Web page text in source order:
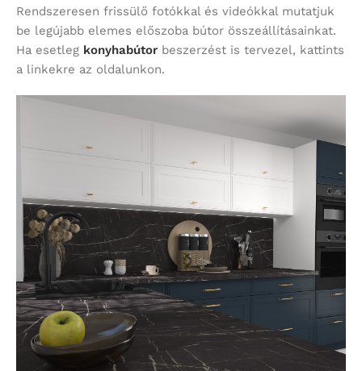
Rendszeresen frissülő fotókkal és videókkal mutatjuk
be legújabb elemes előszoba bútor összeállításainkat.
Ha esetleg konyhabútor beszerzést is tervezel, kattints
a linkekre az oldalunkon.